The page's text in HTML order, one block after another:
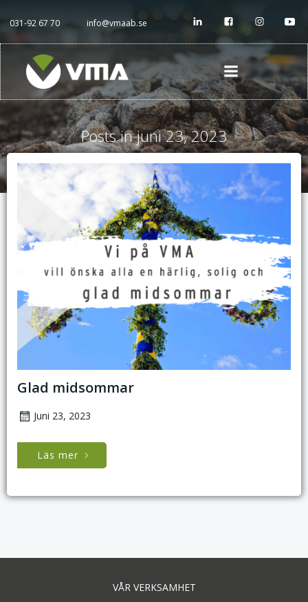
innehåll
031-92 67 70 info@vmaab.se
Posts in juni 23, 2023
Glad midsommar
Juni 23, 2023
Läs mer
VÅR VERKSAMHET